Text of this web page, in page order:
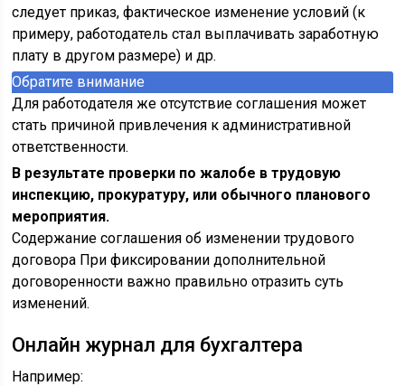
следует приказ, фактическое изменение условий (к
примеру, работодатель стал выплачивать заработную
плату в другом размере) и др.
Обратите внимание
Для работодателя же отсутствие соглашения может
стать причиной привлечения к административной
ответственности.
В результате проверки по жалобе в трудовую
инспекцию, прокуратуру, или обычного планового
мероприятия.
Содержание соглашения об изменении трудового
договора При фиксировании дополнительной
договоренности важно правильно отразить суть
изменений.
Онлайн журнал для бухгалтера
Например: